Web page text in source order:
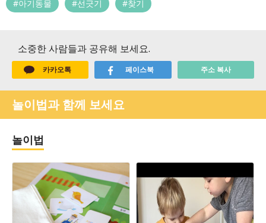
#아기동물 #선긋기 #찾기
소중한 사람들과 공유해 보세요.
카카오톡 페이스북 주소 복사
놀이법과 함께 보세요
놀이법